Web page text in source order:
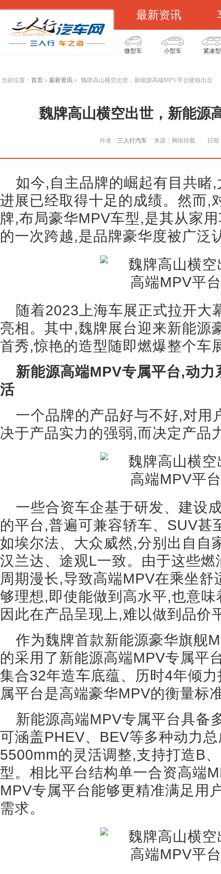
最新资讯
微型车 小型车 紧凑型
当前位置： 首页 > 最新资讯 > 魏牌高山横空出世，新能源高端MPV平台硬核出击
魏牌高山横空出世，新能源
作者： 三人行汽车 来源：网络转载 日
如今,自主品牌的崛起有目共睹
进展已经取得十足的成绩。然而,
牌,布局豪华MPV车型,是其从家
的一次跨越,是品牌豪华度被广泛
随着2023上海车展正式拉开大
亮相。其中,魏牌展台迎来新能源
首秀,惊艳的造型随即燃爆整个车
新能源高端MPV专属平台,动
活
一个品牌的产品好与不好,对用
决于产品实力的强弱,而决定产品
一些合资车企基于研发、建设
的平台,普遍可兼容轿车、SUV甚
如埃尔法、大众威然,分别出自自
汉兰达、途观L一致。由于这些
周期漫长,导致高端MPV在乘坐
够理想,即使能做到高水平,也意
因此在产品呈现上,难以做到品价
作为魏牌首款新能源豪华旗舰
的采用了新能源高端MPV专属平
集合32年造车底蕴、历时4年倾
属平台是高端豪华MPV的衡量标
新能源高端MPV专属平台具备
可涵盖PHEV、BEV等多种动力
5500mm的灵活调整,支持打造B
型。相比平台结构单一合资高端
MPV专属平台能够更精准满足用
需求。